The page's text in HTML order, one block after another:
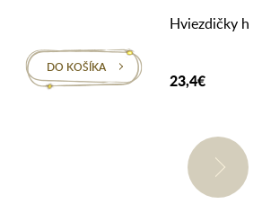
DO KOŠÍKA
Hviezdičky
23,4€